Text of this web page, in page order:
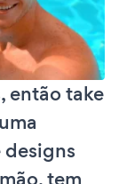
então take